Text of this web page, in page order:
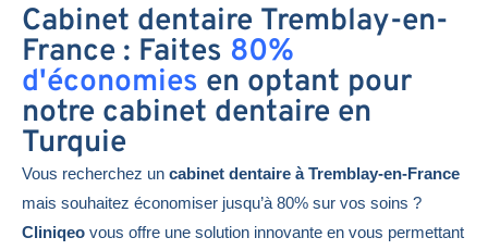
Cabinet dentaire Tremblay-en-
France : Faites 80%
d'économies en optant pour
notre cabinet dentaire en
Turquie
Vous recherchez un cabinet dentaire à Tremblay-en-France
mais souhaitez économiser jusqu’à 80% sur vos soins ?
Cliniqeo vous offre une solution innovante en vous permettant